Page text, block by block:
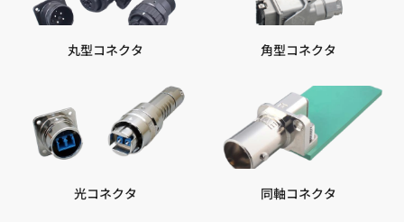
丸型コネクタ 角型コネクタ
光コネクタ 同軸コネクタ